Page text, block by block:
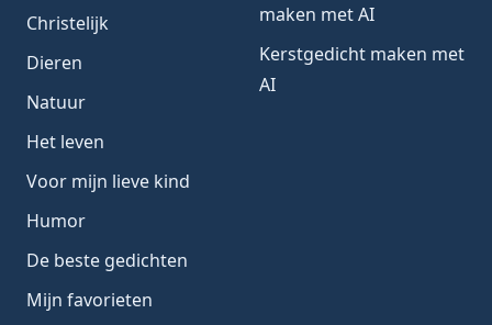
Christelijk
Dieren
Natuur
Het leven
Voor mijn lieve kind
Humor
De beste gedichten
Mijn favorieten
maken met AI
Kerstgedicht maken met
AI